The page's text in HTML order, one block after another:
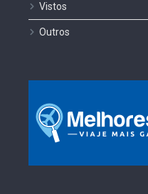
Vistos
Outros